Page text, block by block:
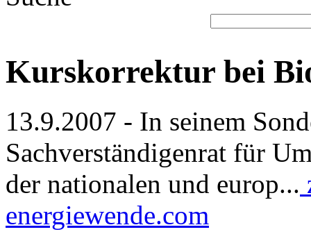
Kurskorrektur bei
13.9.2007 - In seinem
Sachverständigenrat für
der nationalen und europ...
energiewende.com